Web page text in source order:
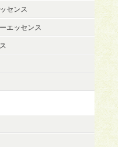
センス
エッセンス